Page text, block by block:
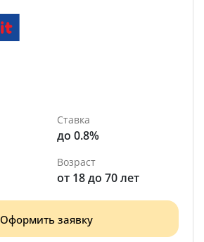
Ставка
до 0.8%
Возраст
от 18 до 70 лет
Оформить заявку